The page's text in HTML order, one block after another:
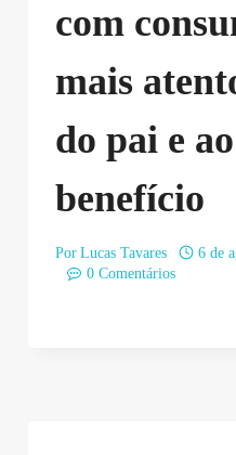
com
mais
do pai e
benefício
Por Lucas Tavares
6 de
0 Comentários